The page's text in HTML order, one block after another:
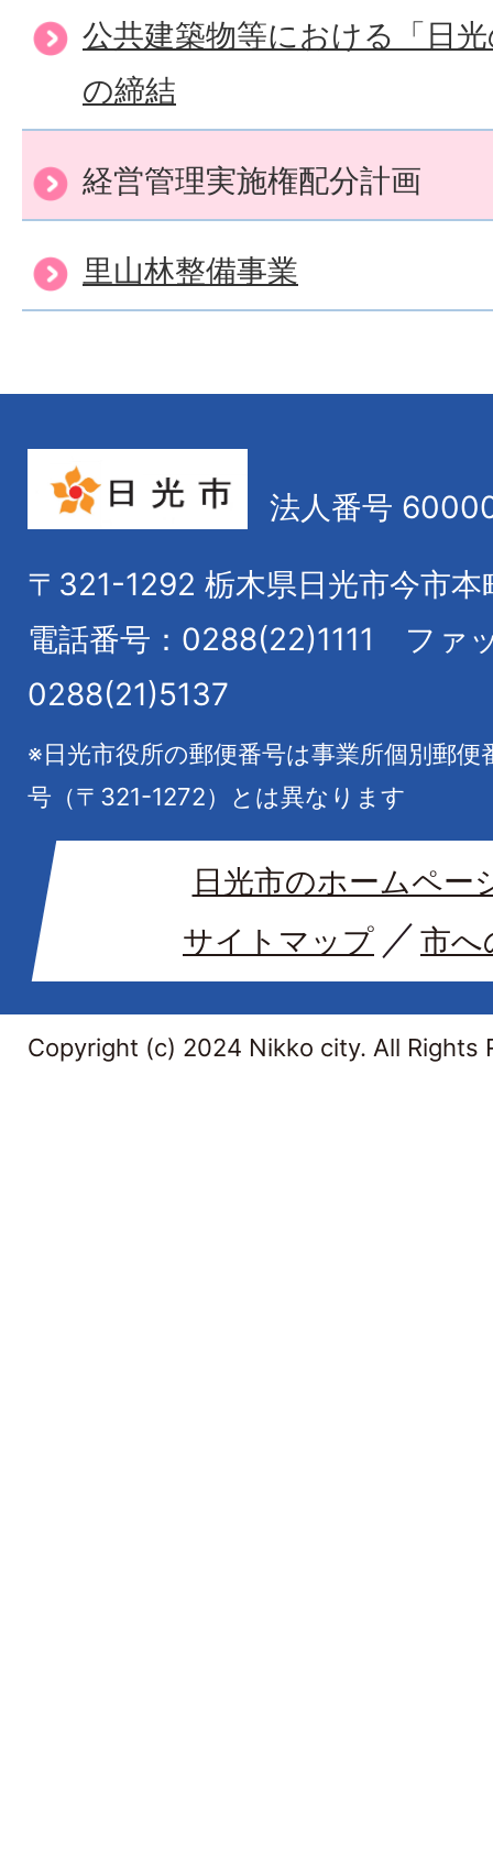
公共建築物等における「日
の締結
経営管理実施権配分計画
里山林整備事業
法人番号
〒321-1292 栃木県日光市今市本
電話番号：0288(22)1111
ファ
0288(21)5137
※日光市役所の郵便番号は事業所個別郵
号（〒321-1272）とは異なります
日光市のホームペー
サイトマップ
市へ
Copyright (c) 2024 Nikko city. All Rights